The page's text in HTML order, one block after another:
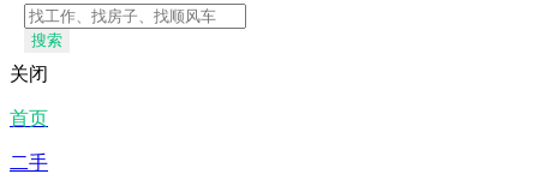
搜索
关闭
首页
二手